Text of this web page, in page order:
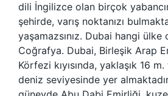
dili İngilizce olan birçok
şehirde, varış noktanızı
yaşamazsınız. Dubai hangi
Coğrafya. Dubai, Birleşik Arap
Körfezi kıyısında, yaklaşık 16
deniz seviyesinde yer